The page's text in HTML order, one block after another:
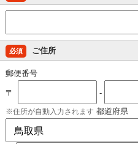
必須 ご住所
郵便番号
〒 -
住所が自動入力されます 都道府県